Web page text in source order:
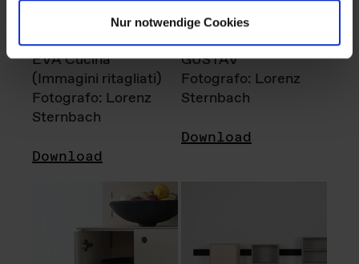
Nur notwendige Cookies
EVA Cucina
(Immagini ritagliati)
Fotografo: Lorenz
Sternbach
Download
GUSTAV
Fotografo: Lorenz
Sternbach
Download